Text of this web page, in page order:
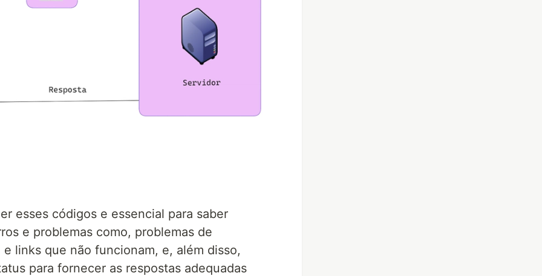
esses códigos e essencial para saber
e problemas como, problemas de
links que não funcionam, e, além disso,
para fornecer as respostas adequadas